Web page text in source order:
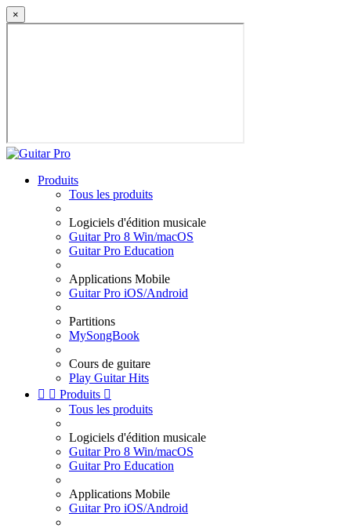
×
Produits
Tous les produits
Logiciels d'édition musicale
Guitar Pro 8 Win/macOS
Guitar Pro Education
Applications Mobile
Guitar Pro iOS/Android
Partitions
MySongBook
Cours de guitare
Play Guitar Hits
  Produits 
Tous les produits
Logiciels d'édition musicale
Guitar Pro 8 Win/macOS
Guitar Pro Education
Applications Mobile
Guitar Pro iOS/Android